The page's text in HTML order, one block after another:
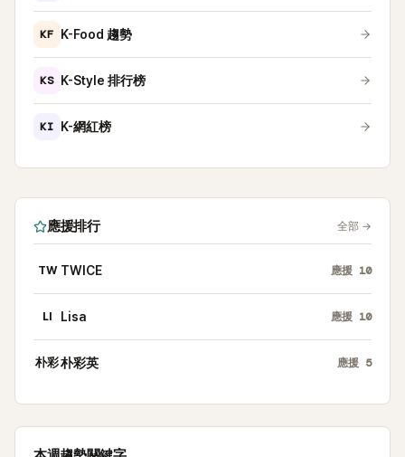
KF K-Food 趨勢
KS K-Style 排行榜
KI K-網紅榜
應援排行 全部 →
TW TWICE 應援 10
LI Lisa 應援 10
朴彩朴彩英 應援 5